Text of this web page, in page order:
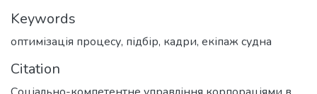
Keywords
оптимізація процесу, підбір, кадри, екіпаж судна
Citation